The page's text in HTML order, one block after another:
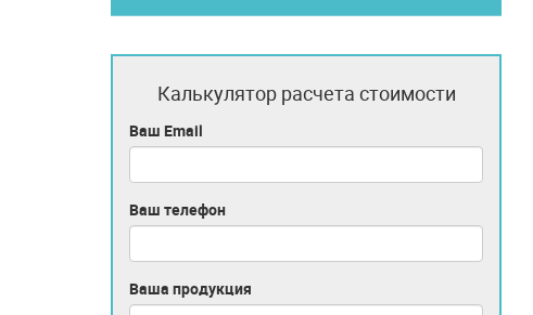
Калькулятор расчета стоимости
Ваш Email
Ваш телефон
Ваша продукция